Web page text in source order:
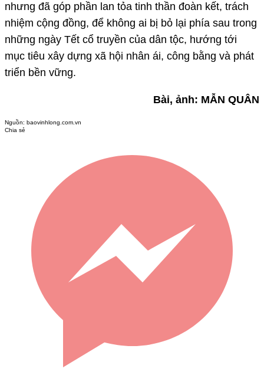
nhưng đã góp phần lan tỏa tinh thần đoàn kết, trách
nhiệm cộng đồng, để không ai bị bỏ lại phía sau trong
những ngày Tết cổ truyền của dân tộc, hướng tới
mục tiêu xây dựng xã hội nhân ái, công bằng và phát
triển bền vững.
Bài, ảnh: MẪN QUÂN
Nguồn: baovinhlong.com.vn
Chia sẻ